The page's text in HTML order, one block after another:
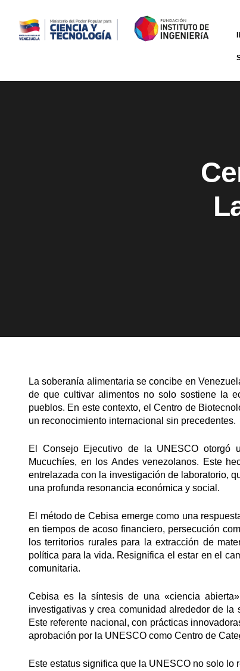
La soberanía alimentaria se concibe en
de que cultivar alimentos no solo sostiene la
pueblos. En este contexto, el Centro de
un reconocimiento internacional sin precedentes.
El Consejo Ejecutivo de la UNESCO otorgó
Mucuchíes, en los Andes venezolanos. Este
entrelazada con la investigación de laboratorio,
una profunda resonancia económica y social.
El método de Cebisa emerge como una
en tiempos de acoso financiero, persecución
los territorios rurales para la extracción de
política para la vida. Resignifica el estar en el
comunitaria.
Cebisa es la síntesis de una «ciencia
investigativas y crea comunidad alrededor de
Este referente nacional, con prácticas
aprobación por la UNESCO como Centro de
Este estatus significa que la UNESCO no solo